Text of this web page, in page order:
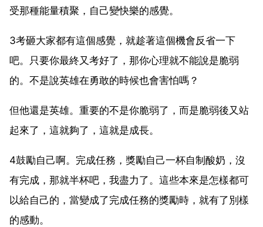
受那種能量積聚，自己變快樂的感覺。
3考砸大家都有這個感覺，就趁著這個機會反省一下
吧。只要你最終又考好了，那你心理就不能說是脆弱
的。不是說英雄在勇敢的時候也會害怕嗎？
但他還是英雄。重要的不是你脆弱了，而是脆弱後又站
起來了，這就夠了，這就是成長。
4鼓勵自己啊。完成任務，獎勵自己一杯自制酸奶，沒
有完成，那就半杯吧，我盡力了。這些本來是怎樣都可
以給自己的，當變成了完成任務的獎勵時，就有了別樣
的感動。